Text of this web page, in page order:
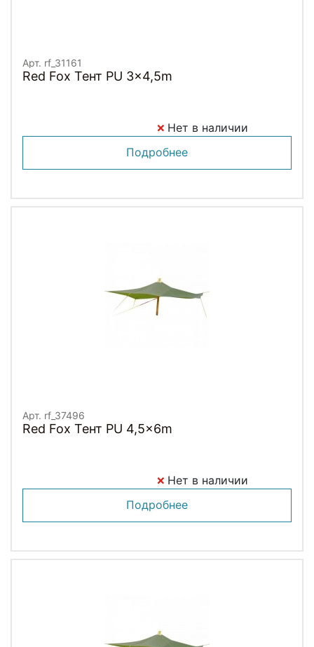
Арт. rf_31161
Red Fox Тент PU 3x4,5m
Нет в наличии
Подробнее
Арт. rf_37496
Red Fox Тент PU 4,5x6m
Нет в наличии
Подробнее